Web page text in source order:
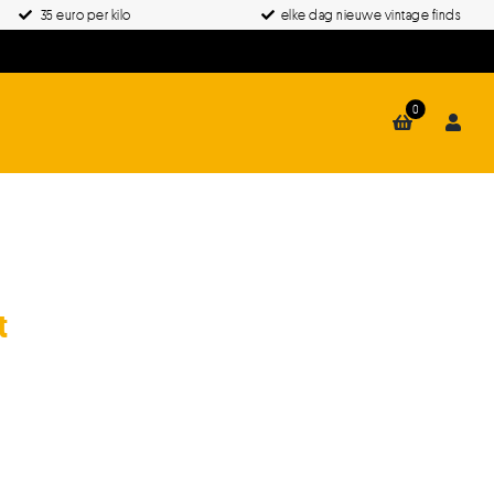
35 euro per kilo elke dag nieuwe vintage finds
0